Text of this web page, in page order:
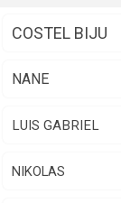
COSTEL BIJU
NANE
LUIS GABRIEL
NIKOLAS